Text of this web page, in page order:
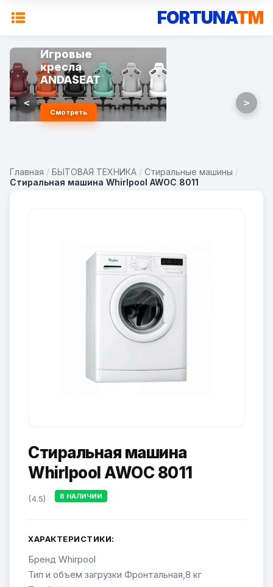
FORTUNATM
Игровые
кресла
ANDASEAT
Смотреть
< >
Главная / БЫТОВАЯ ТЕХНИКА / Стиральные машины /
Стиральная машина Whirlpool AWOC 8011
Стиральная машина
Whirlpool AWOC 8011
(4.5) В НАЛИЧИИ
ХАРАКТЕРИСТИКИ:
Бренд Whirpool
Тип и объем загрузки Фронтальная,8 кг